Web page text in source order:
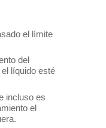
el límite
del
líquido esté
incluso es
el